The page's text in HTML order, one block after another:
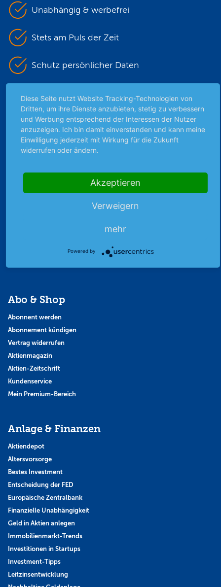
Unabhängig & werbefrei
Stets am Puls der Zeit
Schutz persönlicher Daten
Highlights
Archiv
Börsengerüchte
Abo & Shop
Abonnent werden
Abonnement kündigen
Vertrag widerrufen
Aktienmagazin
Aktien-Zeitschrift
Kundenservice
Mein Premium-Bereich
Anlage & Finanzen
Aktiendepot
Altersvorsorge
Bestes Investment
Entscheidung der FED
Europäische Zentralbank
Finanzielle Unabhängigkeit
Geld in Aktien anlegen
Immobilienmarkt-Trends
Investitionen in Startups
Investment-Tipps
Leitzinsentwicklung
Diese Seite nutzt Website Tracking-Technologien von
Dritten, um ihre Dienste anzubieten, stetig zu verbessern
und Werbung entsprechend der Interessen der Nutzer
anzuzeigen. Ich bin damit einverstanden und kann meine
Einwilligung jederzeit mit Wirkung für die Zukunft
widerrufen oder ändern.
Akzeptieren
Verweigern
mehr
Powered by